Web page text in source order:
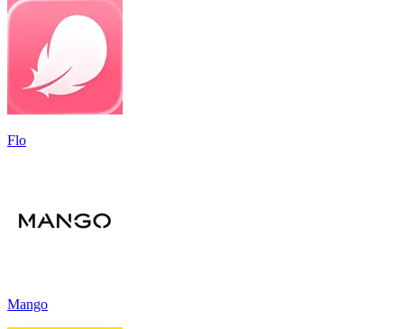
Flo
Mango